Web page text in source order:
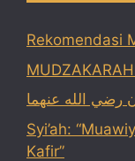
Rekomendasi
رضي الله عنهما
Syi’ah:
Kafir”